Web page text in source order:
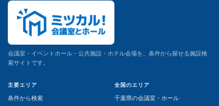
会議室・イベントホール・公共施設・ホテル会場を、条件から探せる施設検
索サイトです。
主要エリア
条件から検索
全国のエリア
千葉県の会議室・ホール